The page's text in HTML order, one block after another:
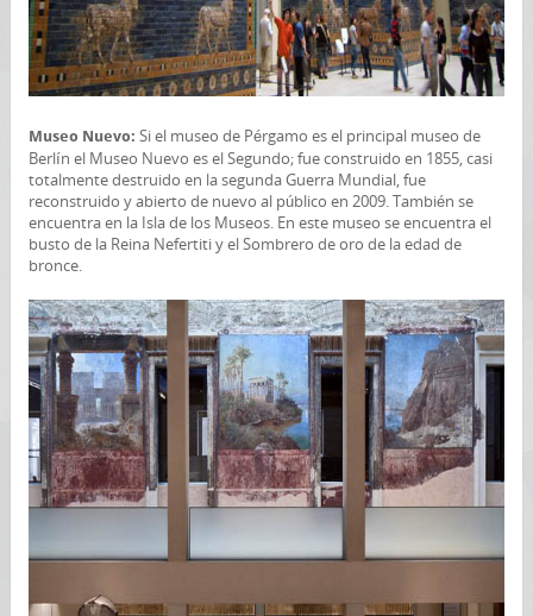
Museo Nuevo: Si el museo de Pérgamo es el principal museo de
Berlín el Museo Nuevo es el Segundo; fue construido en 1855, casi
totalmente destruido en la segunda Guerra Mundial, fue
reconstruido y abierto de nuevo al público en 2009. También se
encuentra en la Isla de los Museos. En este museo se encuentra el
busto de la Reina Nefertiti y el Sombrero de oro de la edad de
bronce.